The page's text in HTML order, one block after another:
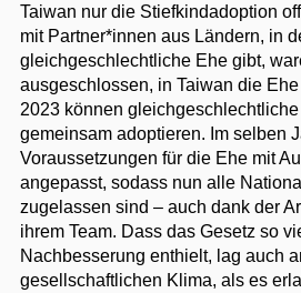
Taiwan nur die Stiefkindadoption
mit Partner*innen aus Ländern, in
gleichgeschlechtliche Ehe gibt,
ausgeschlossen, in Taiwan die
2023 können
gemeinsam adoptieren. Im selben
Voraussetzungen für die Ehe mit
angepasst, sodass nun alle
zugelassen sind – auch dank der
ihrem Team. Dass das Gesetz so
Nachbesserung enthielt, lag auch
gesellschaftlichen Klima, als es